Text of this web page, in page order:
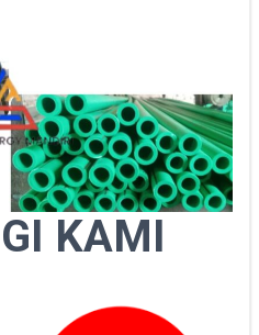
KAMI